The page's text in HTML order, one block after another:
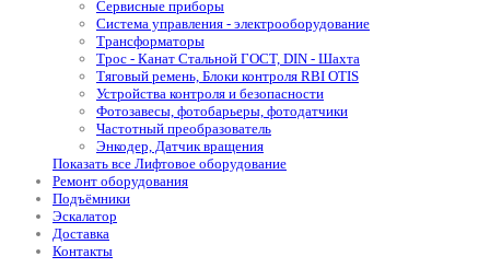
Сервисные приборы
Система управления - электрооборудование
Трансформаторы
Трос - Канат Стальной ГОСТ, DIN - Шахта
Тяговый ремень, Блоки контроля RBI OTIS
Устройства контроля и безопасности
Фотозавесы, фотобарьеры, фотодатчики
Частотный преобразователь
Энкодер, Датчик вращения
Показать все Лифтовое оборудование
Ремонт оборудования
Подъёмники
Эскалатор
Доставка
Контакты